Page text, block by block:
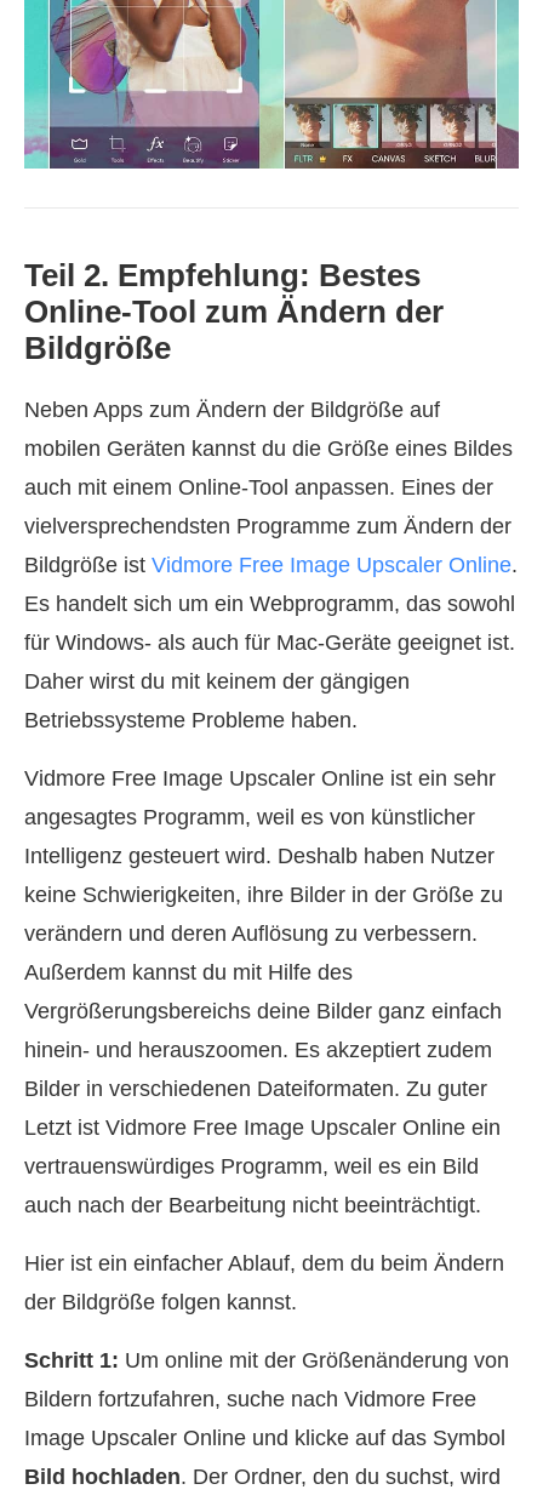
Teil 2. Empfehlung: Bestes
Online-Tool zum Ändern der
Bildgröße
Neben Apps zum Ändern der Bildgröße auf
mobilen Geräten kannst du die Größe eines Bildes
auch mit einem Online-Tool anpassen. Eines der
vielversprechendsten Programme zum Ändern der
Bildgröße ist Vidmore Free Image Upscaler Online.
Es handelt sich um ein Webprogramm, das sowohl
für Windows- als auch für Mac-Geräte geeignet ist.
Daher wirst du mit keinem der gängigen
Betriebssysteme Probleme haben.
Vidmore Free Image Upscaler Online ist ein sehr
angesagtes Programm, weil es von künstlicher
Intelligenz gesteuert wird. Deshalb haben Nutzer
keine Schwierigkeiten, ihre Bilder in der Größe zu
verändern und deren Auflösung zu verbessern.
Außerdem kannst du mit Hilfe des
Vergrößerungsbereichs deine Bilder ganz einfach
hinein- und herauszoomen. Es akzeptiert zudem
Bilder in verschiedenen Dateiformaten. Zu guter
Letzt ist Vidmore Free Image Upscaler Online ein
vertrauenswürdiges Programm, weil es ein Bild
auch nach der Bearbeitung nicht beeinträchtigt.
Hier ist ein einfacher Ablauf, dem du beim Ändern
der Bildgröße folgen kannst.
Schritt 1: Um online mit der Größenänderung von
Bildern fortzufahren, suche nach Vidmore Free
Image Upscaler Online und klicke auf das Symbol
Bild hochladen. Der Ordner, den du suchst, wird